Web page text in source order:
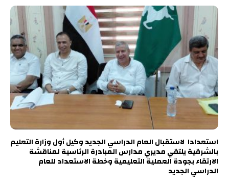
استعدادا لاستقبال العام الدراسي الجديد وكيل أول وزارة التعليم
بالشرقية يلتقي مديري مدارس المبادرة الرئاسية لمناقشة
الارتقاء بجودة العملية التعليمية وخطة الاستعداد للعام
الدراسي الجديد